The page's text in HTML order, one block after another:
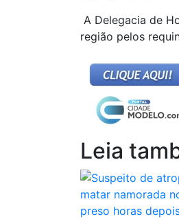
A Delegacia de
região pelos
Leia